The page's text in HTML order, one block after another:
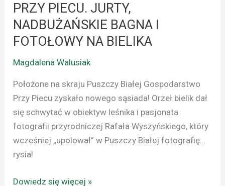
PRZY PIECU. JURTY,
NADBUŻAŃSKIE BAGNA I
FOTOŁOWY NA BIELIKA
Magdalena Walusiak
Położone na skraju Puszczy Białej Gospodarstwo
Przy Piecu zyskało nowego sąsiada! Orzeł bielik dał
się schwytać w obiektyw leśnika i pasjonata
fotografii przyrodniczej Rafała Wyszyńskiego, który
wcześniej „upolował” w Puszczy Białej fotografię…
rysia!
Dowiedz się więcej »